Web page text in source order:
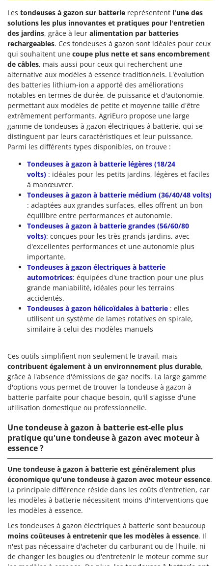
Les tondeuses à gazon sur batterie représentent l'une des
solutions les plus innovantes et pratiques pour l'entretien
des jardins, grâce à leur alimentation par batteries
rechargeables. Ces tondeuses à gazon sont idéales pour ceux
qui souhaitent une coupe plus nette et sans encombrement
de câbles, mais aussi pour ceux qui recherchent une
alternative aux modèles à essence traditionnels. L'évolution
des batteries lithium-ion a apporté des améliorations
notables en termes de durée, de puissance et d'autonomie,
permettant aux modèles de petite et moyenne taille d'être
extrêmement performants. AgriEuro propose une large
gamme de tondeuses à gazon électriques à batterie, qui se
distinguent par leurs caractéristiques et leur puissance.
Parmi les différents types disponibles, on trouve :
Tondeuses à gazon à batterie légères (18/24
volts) : idéales pour les petits jardins, légères et faciles
à manœuvrer.
Tondeuses à gazon à batterie médium (36/40/48 volts)
: adaptées aux grandes surfaces, elles offrent un bon
équilibre entre performances et autonomie.
Tondeuses à gazon à batterie grandes (56/60/80
volts): conçues pour les très grands jardins, avec
d'excellentes performances et une autonomie plus
importante.
Tondeuses à gazon électriques à batterie
automotrices: équipées d'une traction pour une plus
grande maniabilité, idéales pour les terrains
accidentés.
Tondeuses à gazon hélicoïdales à batterie : elles
utilisent un système de lames rotatives en spirale,
similaire à celui des modèles manuels
Ces outils simplifient non seulement le travail, mais
contribuent également à un environnement plus durable,
grâce à l'absence d'émissions de gaz nocifs. La large gamme
d'options vous permet de trouver la tondeuse à gazon à
batterie parfaite pour chaque besoin, qu'il s'agisse d'une
utilisation domestique ou professionnelle.
Une tondeuse à gazon à batterie est-elle plus
pratique qu'une tondeuse à gazon avec moteur à
essence ?
Une tondeuse à gazon à batterie est généralement plus
économique qu'une tondeuse à gazon avec moteur essence.
La principale différence réside dans les coûts d'entretien, car
les modèles à batterie nécessitent moins d'interventions que
les modèles à essence.
Les tondeuses à gazon électriques à batterie sont beaucoup
moins coûteuses à entretenir que les modèles à essence. Il
n'est pas nécessaire d'acheter du carburant ou de l'huile, ni
de changer les bougies ou d'entretenir le moteur comme sur